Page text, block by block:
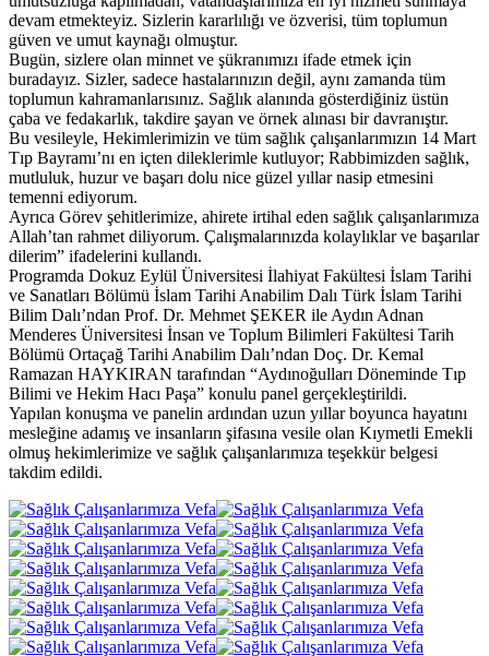
devam etmekteyiz. Sizlerin kararlılığı ve özverisi, tüm toplumun
güven ve umut kaynağı olmuştur.
Bugün, sizlere olan minnet ve şükranımızı ifade etmek için
buradayız. Sizler, sadece hastalarınızın değil, aynı zamanda tüm
toplumun kahramanlarısınız. Sağlık alanında gösterdiğiniz üstün
çaba ve fedakarlık, takdire şayan ve örnek alınası bir davranıştır.
Bu vesileyle, Hekimlerimizin ve tüm sağlık çalışanlarımızın 14 Mart
Tıp Bayramı’nı en içten dileklerimle kutluyor; Rabbimizden sağlık,
mutluluk, huzur ve başarı dolu nice güzel yıllar nasip etmesini
temenni ediyorum.
Ayrıca Görev şehitlerimize, ahirete irtihal eden sağlık çalışanlarımıza
Allah’tan rahmet diliyorum. Çalışmalarınızda kolaylıklar ve başarılar
dilerim” ifadelerini kullandı.
Programda Dokuz Eylül Üniversitesi İlahiyat Fakültesi İslam Tarihi
ve Sanatları Bölümü İslam Tarihi Anabilim Dalı Türk İslam Tarihi
Bilim Dalı’ndan Prof. Dr. Mehmet ŞEKER ile Aydın Adnan
Menderes Üniversitesi İnsan ve Toplum Bilimleri Fakültesi Tarih
Bölümü Ortaçağ Tarihi Anabilim Dalı’ndan Doç. Dr. Kemal
Ramazan HAYKIRAN tarafından “Aydınoğulları Döneminde Tıp
Bilimi ve Hekim Hacı Paşa” konulu panel gerçekleştirildi.
Yapılan konuşma ve panelin ardından uzun yıllar boyunca hayatını
mesleğine adamış ve insanların şifasına vesile olan Kıymetli Emekli
olmuş hekimlerimize ve sağlık çalışanlarımıza teşekkür belgesi
takdim edildi.